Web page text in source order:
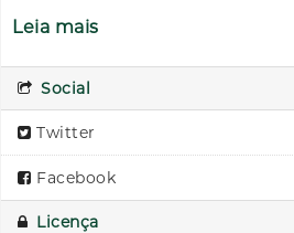
Leia mais
Social
Twitter
Facebook
Licença